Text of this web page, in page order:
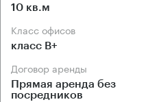
10 кв.м
Класс офисов
класс B+
Договор аренды
Прямая аренда без
посредников